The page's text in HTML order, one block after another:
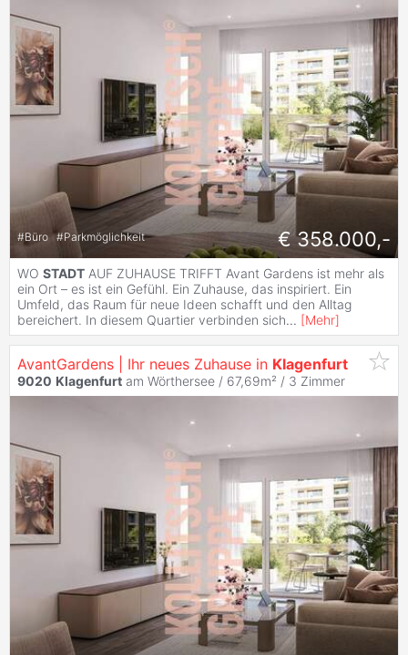
#Büro #Parkmöglichkeit € 358.000,-
WO STADT AUF ZUHAUSE TRIFFT Avant Gardens ist mehr als
ein Ort – es ist ein Gefühl. Ein Zuhause, das inspiriert. Ein
Umfeld, das Raum für neue Ideen schafft und den Alltag
bereichert. In diesem Quartier verbinden sich... [Mehr]
AvantGardens | Ihr neues Zuhause in Klagenfurt
9020 Klagenfurt am Wörthersee / 67,69m² / 3 Zimmer